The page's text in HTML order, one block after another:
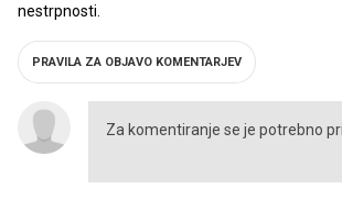
nestrpnosti.
PRAVILA ZA OBJAVO KOMENTARJEV